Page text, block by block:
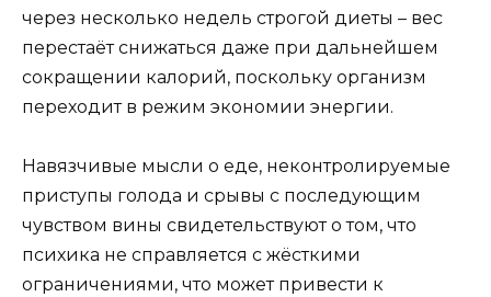
через несколько недель строгой диеты – вес
перестаёт снижаться даже при дальнейшем
сокращении калорий, поскольку организм
переходит в режим экономии энергии.
Навязчивые мысли о еде, неконтролируемые
приступы голода и срывы с последующим
чувством вины свидетельствуют о том, что
психика не справляется с жёсткими
ограничениями, что может привести к